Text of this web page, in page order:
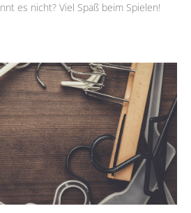
es nicht? Viel Spaß beim Spielen!